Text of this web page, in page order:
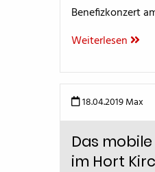
Benefizkonzert
Weiterlesen
18.04.2019Max
Das
im Hort